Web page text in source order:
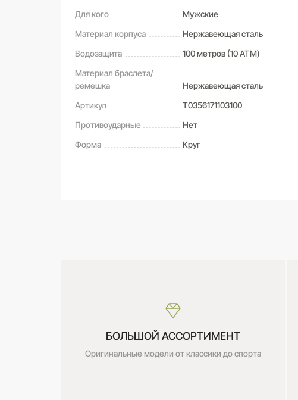
Для кого
Мужские
Материал корпуса
Нержавеющая сталь
Водозащита
100 метров (10 ATM)
Материал браслета/
ремешка
Нержавеющая сталь
Артикул
T0356171103100
Противоударные
Нет
Форма
Круг
БОЛЬШОЙ АССОРТИМЕНТ
Оригинальные модели от классики до спорта